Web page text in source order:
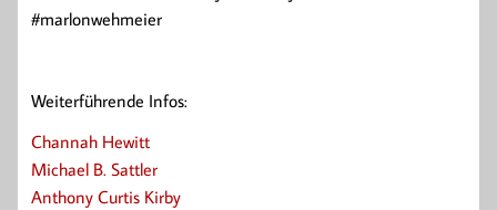
#marlonwehmeier
Weiterführende Infos:
Channah Hewitt
Michael B. Sattler
Anthony Curtis Kirby